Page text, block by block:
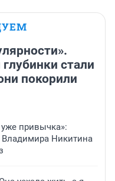
стали
покорили
привычка»:
Никитина